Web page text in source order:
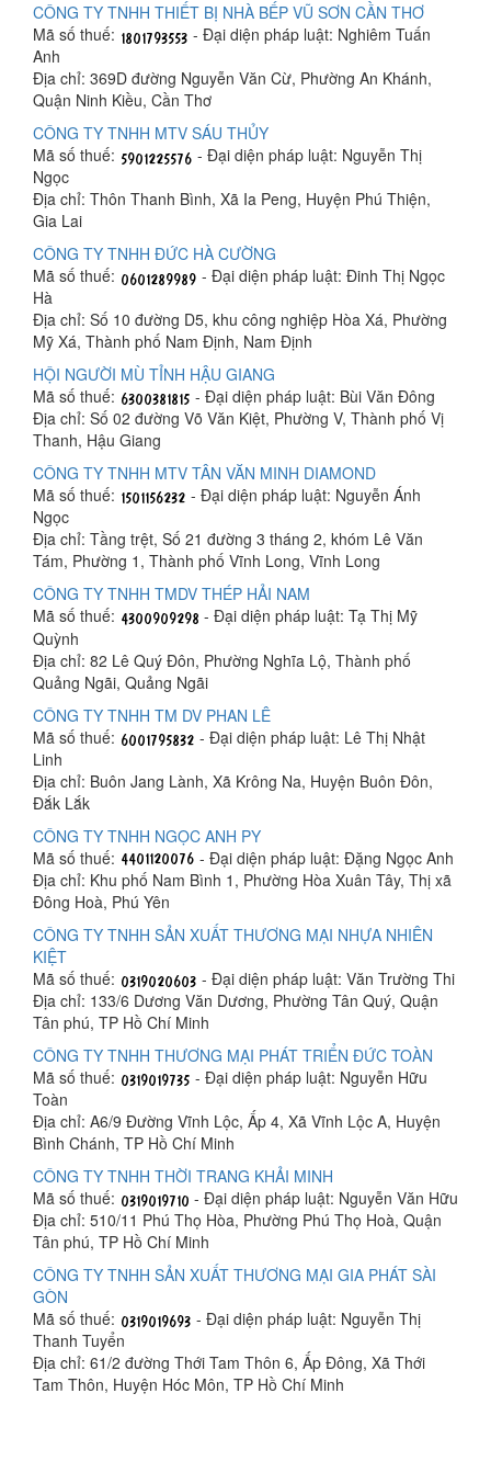
CÔNG TY TNHH THIẾT BỊ NHÀ BẾP VŨ SƠN CẦN THƠ
Mã số thuế:
- Đại diện pháp luật: Nghiêm Tuấn
Anh
Địa chỉ: 369D đường Nguyễn Văn Cừ, Phường An Khánh,
Quận Ninh Kiều, Cần Thơ
CÔNG TY TNHH MTV SÁU THỦY
Mã số thuế:
- Đại diện pháp luật: Nguyễn Thị
Ngọc
Địa chỉ: Thôn Thanh Bình, Xã Ia Peng, Huyện Phú Thiện,
Gia Lai
CÔNG TY TNHH ĐỨC HÀ CƯỜNG
Mã số thuế:
- Đại diện pháp luật: Đinh Thị Ngọc
Hà
Địa chỉ: Số 10 đường D5, khu công nghiệp Hòa Xá, Phường
Mỹ Xá, Thành phố Nam Định, Nam Định
HỘI NGƯỜI MÙ TỈNH HẬU GIANG
Mã số thuế:
- Đại diện pháp luật: Bùi Văn Đông
Địa chỉ: Số 02 đường Võ Văn Kiệt, Phường V, Thành phố Vị
Thanh, Hậu Giang
CÔNG TY TNHH MTV TÂN VĂN MINH DIAMOND
Mã số thuế:
- Đại diện pháp luật: Nguyễn Ánh
Ngọc
Địa chỉ: Tầng trệt, Số 21 đường 3 tháng 2, khóm Lê Văn
Tám, Phường 1, Thành phố Vĩnh Long, Vĩnh Long
CÔNG TY TNHH TMDV THÉP HẢI NAM
Mã số thuế:
- Đại diện pháp luật: Tạ Thị Mỹ
Quỳnh
Địa chỉ: 82 Lê Quý Đôn, Phường Nghĩa Lộ, Thành phố
Quảng Ngãi, Quảng Ngãi
CÔNG TY TNHH TM DV PHAN LÊ
Mã số thuế:
- Đại diện pháp luật: Lê Thị Nhật
Linh
Địa chỉ: Buôn Jang Lành, Xã Krông Na, Huyện Buôn Đôn,
Đắk Lắk
CÔNG TY TNHH NGỌC ANH PY
Mã số thuế:
- Đại diện pháp luật: Đặng Ngọc Anh
Địa chỉ: Khu phố Nam Bình 1, Phường Hòa Xuân Tây, Thị xã
Đông Hoà, Phú Yên
CÔNG TY TNHH SẢN XUẤT THƯƠNG MẠI NHỰA NHIÊN
KIỆT
Mã số thuế:
- Đại diện pháp luật: Văn Trường Thi
Địa chỉ: 133/6 Dương Văn Dương, Phường Tân Quý, Quận
Tân phú, TP Hồ Chí Minh
CÔNG TY TNHH THƯƠNG MẠI PHÁT TRIỂN ĐỨC TOÀN
Mã số thuế:
- Đại diện pháp luật: Nguyễn Hữu
Toàn
Địa chỉ: A6/9 Đường Vĩnh Lộc, Ấp 4, Xã Vĩnh Lộc A, Huyện
Bình Chánh, TP Hồ Chí Minh
CÔNG TY TNHH THỜI TRANG KHẢI MINH
Mã số thuế:
- Đại diện pháp luật: Nguyễn Văn Hữu
Địa chỉ: 510/11 Phú Thọ Hòa, Phường Phú Thọ Hoà, Quận
Tân phú, TP Hồ Chí Minh
CÔNG TY TNHH SẢN XUẤT THƯƠNG MẠI GIA PHÁT SÀI
GÒN
Mã số thuế:
- Đại diện pháp luật: Nguyễn Thị
Thanh Tuyển
Địa chỉ: 61/2 đường Thới Tam Thôn 6, Ấp Đông, Xã Thới
Tam Thôn, Huyện Hóc Môn, TP Hồ Chí Minh